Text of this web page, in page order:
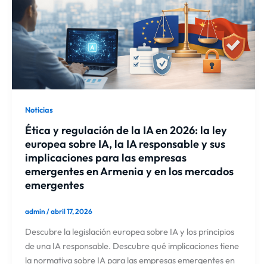
Noticias
Ética y regulación de la IA en 2026: la ley
europea sobre IA, la IA responsable y sus
implicaciones para las empresas
emergentes en Armenia y en los mercados
emergentes
admin/abril 17, 2026
Descubre la legislación europea sobre IA y los principios
de una IA responsable. Descubre qué implicaciones tiene
la normativa sobre IA para las empresas emergentes en